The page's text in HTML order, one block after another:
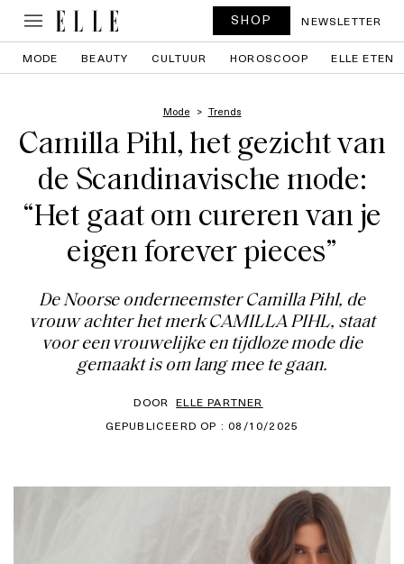
SHOP NEWSLETTER
MODE BEAUTY CULTUUR HOROSCOOP ELLE ETEN
Mode Trends
Camilla Pihl, het gezicht van
de Scandinavische mode:
“Het gaat om cureren van je
eigen forever pieces”
De Noorse onderneemster Camilla Pihl, de
vrouw achter het merk CAMILLA PIHL, staat
voor een vrouwelijke en tijdloze mode die
gemaakt is om lang mee te gaan.
DOOR ELLE PARTNER
GEPUBLICEERD OP : 08/10/2025